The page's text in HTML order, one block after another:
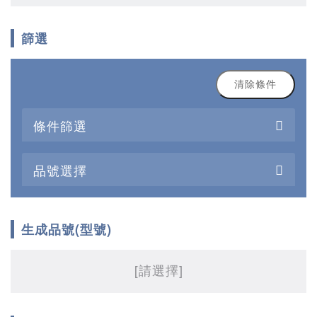
篩選
清除條件
條件篩選
品號選擇
生成品號(型號)
[請選擇]